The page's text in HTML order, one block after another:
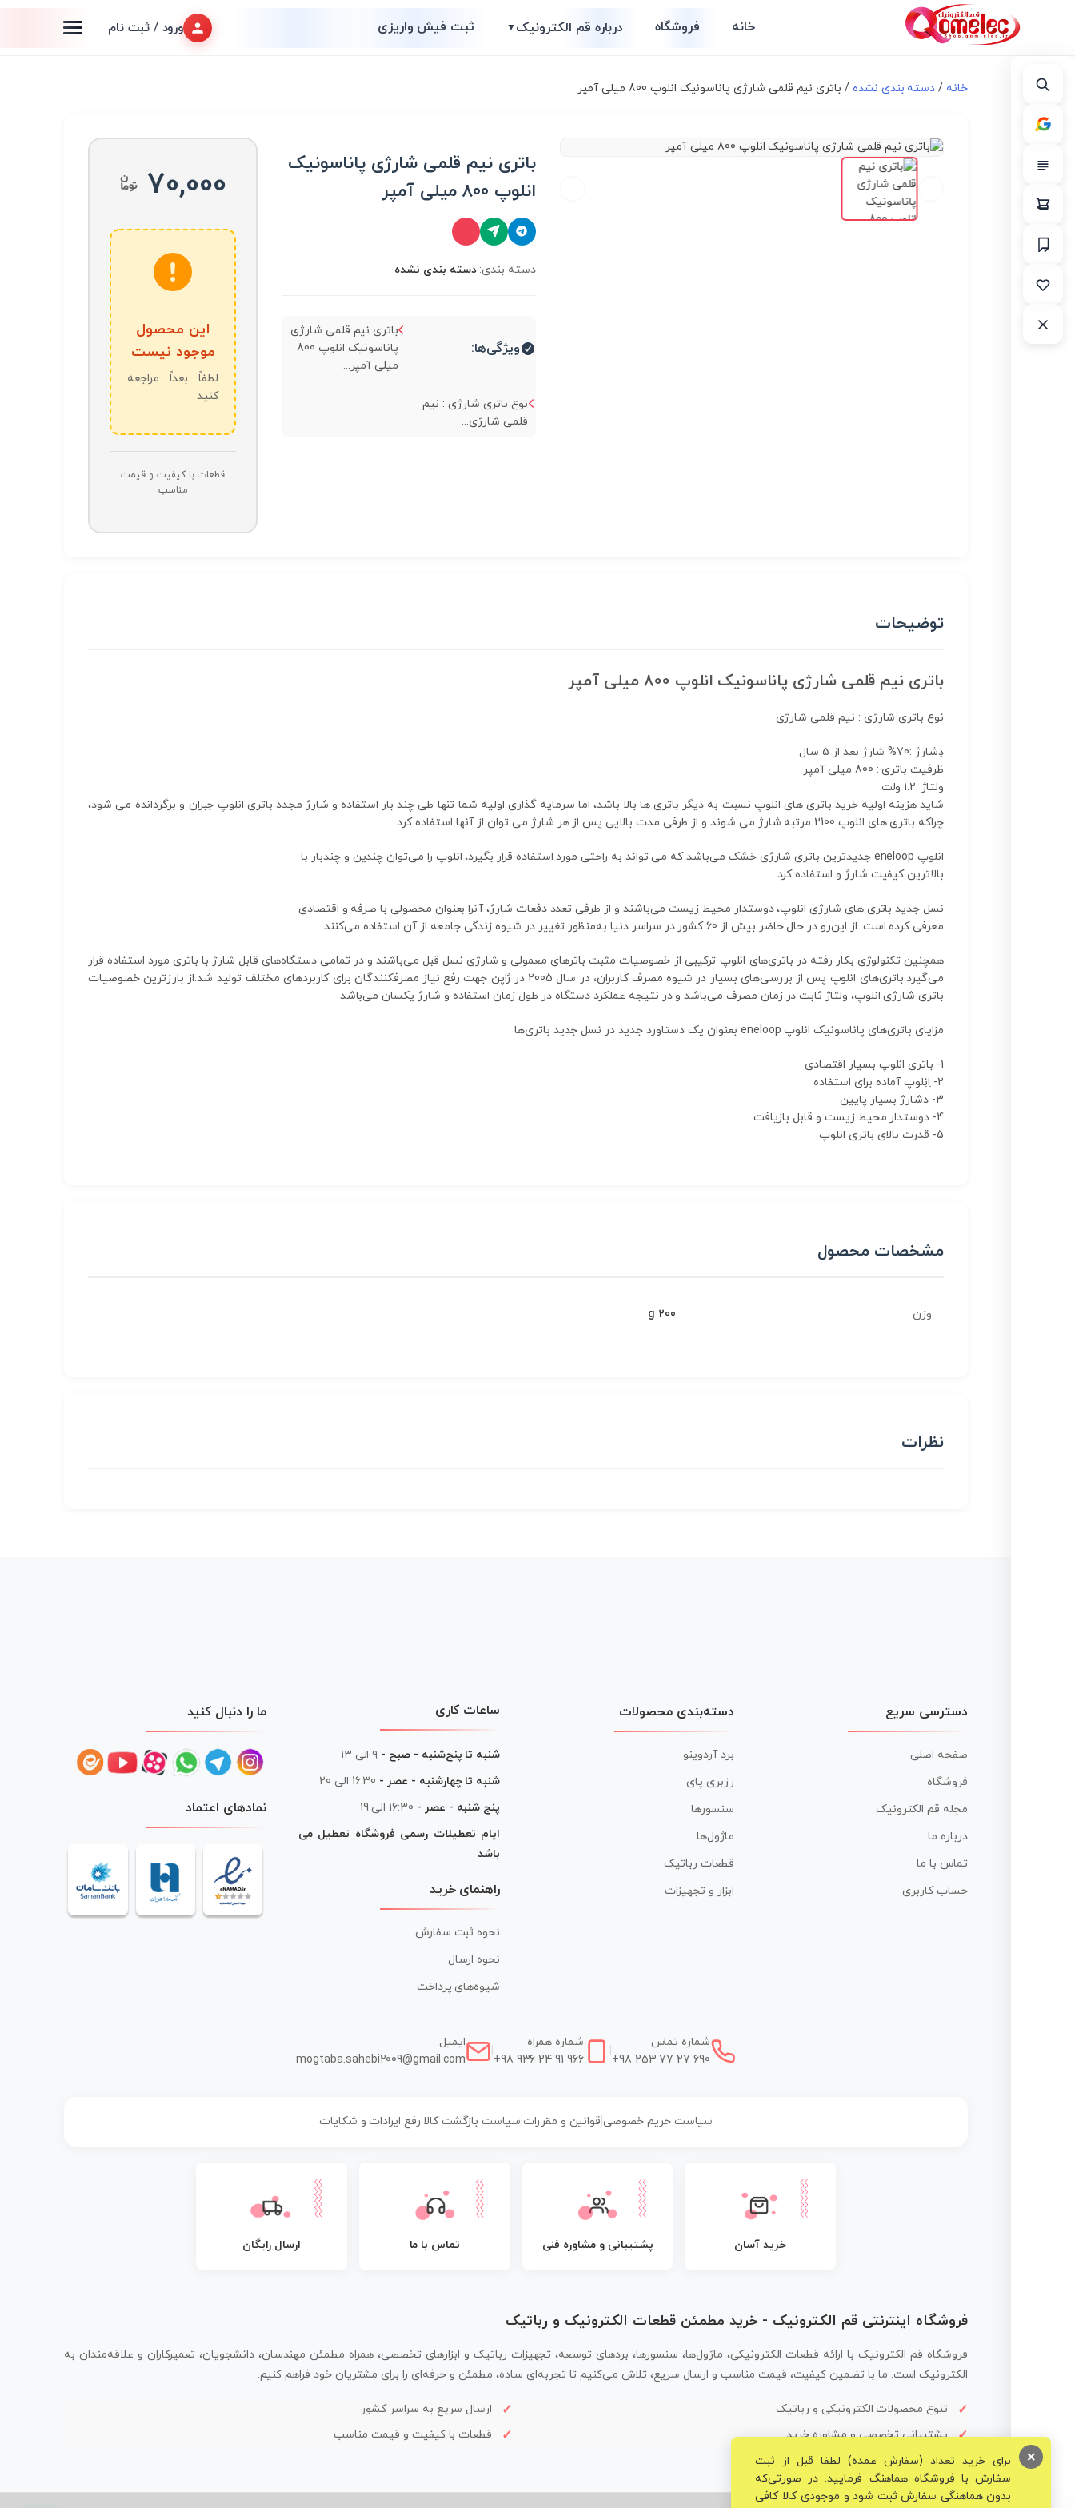
خانه فروشگاه درباره قم الکترونیک▼ ثبت فیش واریزی ورود / ثبت نام
خانه / دسته بندی نشده / باتری نیم قلمی شارژی پاناسونیک انلوپ 800 میلی آمپر
باتری نیم قلمی شارژی پاناسونیک
انلوپ 800 میلی آمپر
دسته بندی: دسته بندی نشده
ویژگی‌ها:
باتری نیم قلمی شارژی
پاناسونیک انلوپ 800
میلی آمپر...
نوع باتری شارژی : نیم
قلمی شارژی...
70,000
این محصول
موجود نیست
لطفاً بعداً مراجعه
کنید
قطعات با کیفیت و قیمت
مناسب
توضیحات
باتری نیم قلمی شارژی پاناسونیک انلوپ 800 میلی آمپر
نوع باتری شارژی : نیم قلمی شارژی
دِشارژ :70% شارژ بعد از 5 سال
ظرفیت باتری : 800 میلی آمپر
ولتاژ :1.2 ولت
شاید هزینه اولیه خرید باتری های انلوپ نسبت به دیگر باتری ها بالا باشد، اما سرمایه گذاری اولیه شما تنها طی چند بار استفاده و شارژ مجدد باتری انلوپ جبران و برگردانده می شود،
چراکه باتری های انلوپ 2100 مرتبه شارژ می شوند و از طرفی مدت بالایی پس از هر شارژ می توان از آنها استفاده کرد.
انلوپ eneloop جدیدترین باتری شارژی خشک می‌باشد که می تواند به راحتی مورد استفاده قرار بگیرد، انلوپ را می‌توان چندین و چندبار با
بالاترین کیفیت شارژ و استفاده کرد.
نسل جدید باتری های شارژی انلوپ، دوستدار محیط زیست می‌باشند و از طرفی تعدد دفعات شارژ، آنرا بعنوان محصولی با صرفه و اقتصادی
معرفی کرده است. از این‌رو در حال حاضر بیش از 60 کشور در سراسر دنیا به‌منظور تغییر در شیوه‌ زندگی جامعه از آن استفاده می‌کنند.
همچنین تکنولوژی بکار رفته در باتری‌های انلوپ ترکیبی از خصوصیات مثبت باتر‌های معمولی و شارژی نسل قبل می‌باشند و در تمامی دستگاه‌های قابل شارژ با باتری مورد استفاده قرار
می‌گیرد.باتری‌های انلوپ پس از بررسی‌های بسیار در شیوه مصرف کاربران، در سال 2005 در ژاپن جهت رفع نیاز مصرف‎کنندگان برای کاربردهای مختلف تولید شد.از بارزترین خصوصیات
باتری‌ شارژی انلوپ، ولتاژ ثابت در زمان مصرف می‌باشد و در نتیجه عملکرد دستگاه در طول زمان استفاده و شارژ یکسان می‌باشد
مزایای باتری‌های پاناسونیک انلوپ eneloop بعنوان یک دستاورد جدید در نسل جدید باتری‌ها
1- باتری انلوپ بسیار اقتصادی
2- اِنِلوپ آماده برای استفاده
3- دِشارژ بسیار پایین
4- دوستدار محیط زیست و قابل بازیافت
5- قدرت بالای باتری انلوپ
مشخصات محصول
وزن 200 g
نظرات
دسترسی سریع
صفحه اصلی
فروشگاه
مجله قم الکترونیک
درباره ما
تماس با ما
حساب کاربری
دسته‌بندی محصولات
برد آردوینو
رزبری پای
سنسورها
ماژول‌ها
قطعات رباتیک
ابزار و تجهیزات
ساعات کاری
شنبه تا پنج‌شنبه - صبح - ۹ الی ۱۳
شنبه تا چهارشنبه - عصر - 16:30 الی 20
پنج شنبه - عصر - 16:30 الی 19
ایام تعطیلات رسمی فروشگاه تعطیل می
باشد
راهنمای خرید
نحوه ثبت سفارش
نحوه ارسال
شیوه‌های پرداخت
ما را دنبال کنید
نمادهای اعتماد
شماره تماس
+98 253 77 27 690
شماره همراه
+98 936 24 91 966
ایمیل
mogtaba.sahebi2009@gmail.com
سیاست حریم خصوصی| قوانین و مقررات سیاست بازگشت کالا رفع ایرادات و شکایات
خرید آسان پشتیبانی و مشاوره فنی تماس با ما ارسال رایگان
فروشگاه اینترنتی قم الکترونیک - خرید مطمئن قطعات الکترونیک و رباتیک
فروشگاه قم الکترونیک با ارائه قطعات الکترونیکی، ماژول‌ها، سنسورها، بردهای توسعه، تجهیزات رباتیک و ابزارهای تخصصی، همراه مطمئن مهندسان، دانشجویان، تعمیرکاران و علاقه‌مندان به
الکترونیک است. ما با تضمین کیفیت، قیمت مناسب و ارسال سریع، تلاش می‌کنیم تا تجربه‌ای ساده، مطمئن و حرفه‌ای را برای مشتریان خود فراهم کنیم.
تنوع محصولات الکترونیکی و رباتیک
ارسال سریع به سراسر کشور
پشتیبانی تخصصی و مشاوره خرید
قطعات با کیفیت و قیمت مناسب
برای خرید تعداد (سفارش عمده) لطفا قبل از ثبت
سفارش با فروشگاه هماهنگ فرمایید. در صورتی‌که
بدون هماهنگی سفارش ثبت شود و موجودی کالا کافی
×